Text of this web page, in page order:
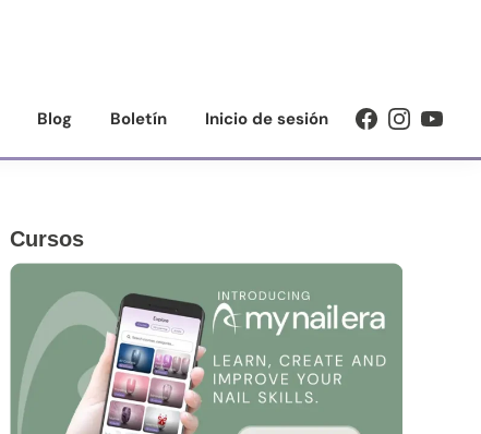
Blog Boletín Inicio de sesión
Barra
lateral
principal
Cursos